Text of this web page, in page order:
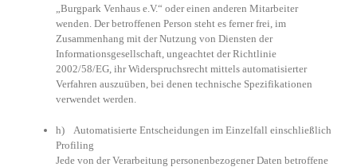
„Burgpark Venhaus e.V.“ oder einen anderen Mitarbeiter
wenden. Der betroffenen Person steht es ferner frei, im
Zusammenhang mit der Nutzung von Diensten der
Informationsgesellschaft, ungeachtet der Richtlinie
2002/58/EG, ihr Widerspruchsrecht mittels automatisierter
Verfahren auszuüben, bei denen technische Spezifikationen
verwendet werden.
h) Automatisierte Entscheidungen im Einzelfall einschließlich
Profiling
Jede von der Verarbeitung personenbezogener Daten betroffene